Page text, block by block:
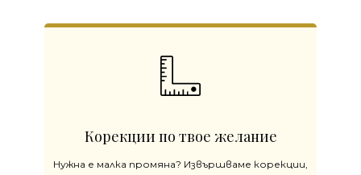
Корекции по твое желание
Нужна е малка промяна? Извършваме корекции,